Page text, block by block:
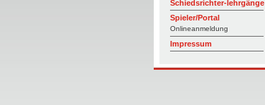
Schiedsrichter-lehrgänge
Spieler/Portal
Onlineanmeldung
Impressum